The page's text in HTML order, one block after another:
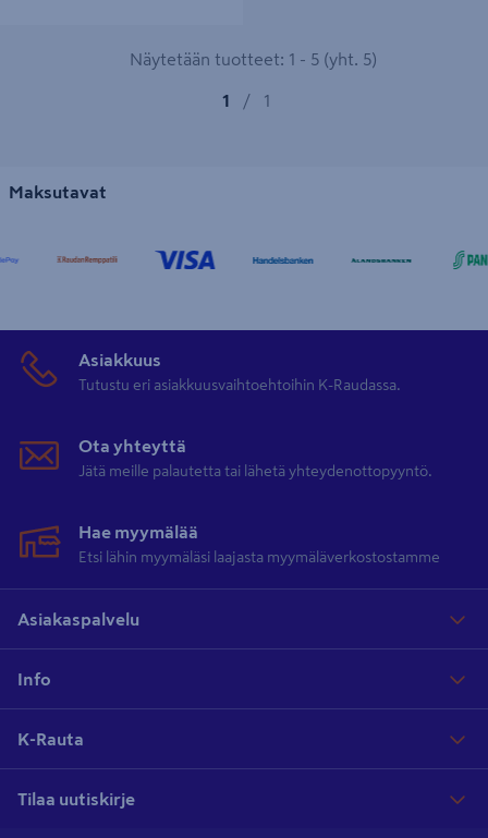
Näytetään tuotteet: 1 - 5 (yht. 5)
1 / 1
Maksutavat
Asiakkuus
Tutustu eri asiakkuusvaihtoehtoihin K-Raudassa.
Ota yhteyttä
Jätä meille palautetta tai lähetä yhteydenottopyyntö.
Hae myymälää
Etsi lähin myymäläsi laajasta myymäläverkostostamme
Asiakaspalvelu
Info
K-Rauta
Tilaa uutiskirje